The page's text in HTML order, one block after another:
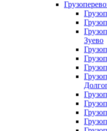
Зуево